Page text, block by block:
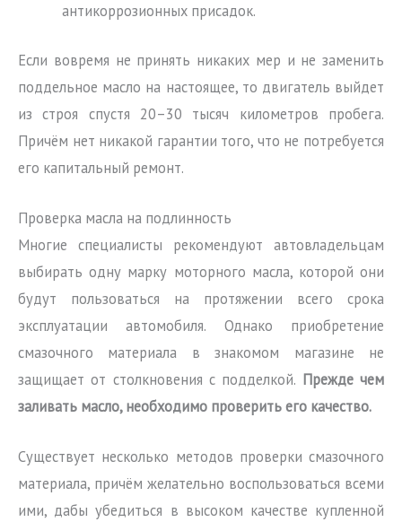
антикоррозионных присадок.
Если вовремя не принять никаких мер и не заменить
поддельное масло на настоящее, то двигатель выйдет
из строя спустя 20–30 тысяч километров пробега.
Причём нет никакой гарантии того, что не потребуется
его капитальный ремонт.
Проверка масла на подлинность
Многие специалисты рекомендуют автовладельцам
выбирать одну марку моторного масла, которой они
будут пользоваться на протяжении всего срока
эксплуатации автомобиля. Однако приобретение
смазочного материала в знакомом магазине не
защищает от столкновения с подделкой. Прежде чем
заливать масло, необходимо проверить его качество.
Существует несколько методов проверки смазочного
материала, причём желательно воспользоваться всеми
ими, дабы убедиться в высоком качестве купленной